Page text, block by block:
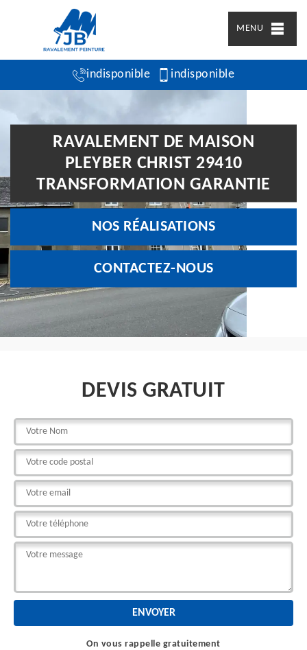
MENU
indisponible indisponible
RAVALEMENT DE MAISON
PLEYBER CHRIST 29410
TRANSFORMATION GARANTIE
NOS RÉALISATIONS
CONTACTEZ-NOUS
DEVIS GRATUIT
On vous rappelle gratuitement